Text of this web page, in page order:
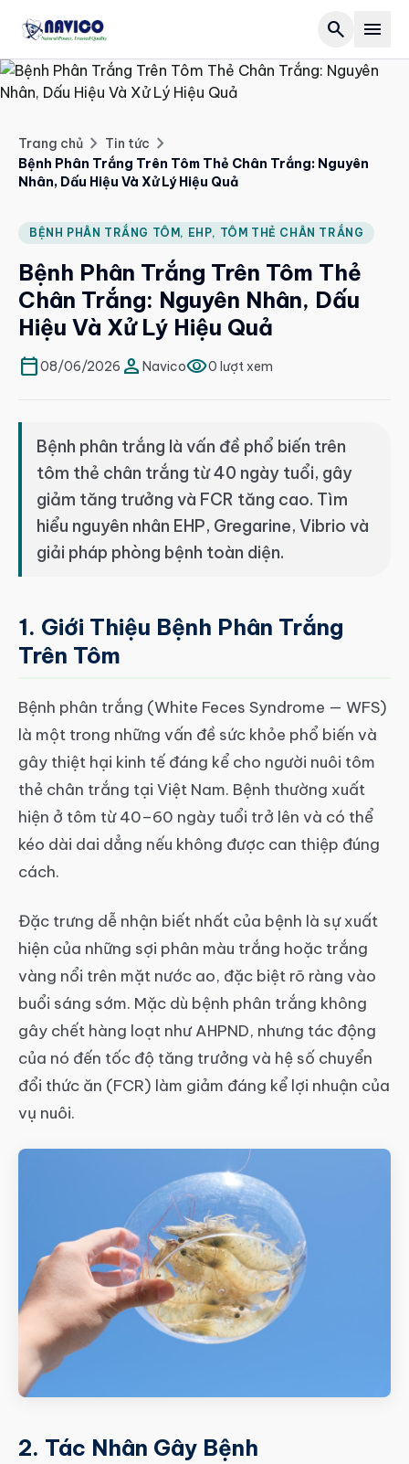
search menu
Trang chủ
Giới thiệu
Sản phẩm
Forest
set_meal
water_drop
Salinity
Tin tức
expand_more
article
article
article
article
article
Hoạt động
Tuyển dụng
Trang chủ chevron_right Tin tức chevron_right
Bệnh Phân Trắng Trên Tôm Thẻ Chân Trắng: Nguyên
Nhân, Dấu Hiệu Và Xử Lý Hiệu Quả
BỆNH PHÂN TRẮNG TÔM, EHP, TÔM THẺ CHÂN TRẮNG
Bệnh Phân Trắng Trên Tôm Thẻ
Chân Trắng: Nguyên Nhân, Dấu
Hiệu Và Xử Lý Hiệu Quả
calendar_today08/06/2026 person Navicovisibility0 lượt xem
Bệnh phân trắng là vấn đề phổ biến trên
tôm thẻ chân trắng từ 40 ngày tuổi, gây
giảm tăng trưởng và FCR tăng cao. Tìm
hiểu nguyên nhân EHP, Gregarine, Vibrio và
giải pháp phòng bệnh toàn diện.
1. Giới Thiệu Bệnh Phân Trắng
Trên Tôm
Bệnh phân trắng (White Feces Syndrome — WFS)
là một trong những vấn đề sức khỏe phổ biến và
gây thiệt hại kinh tế đáng kể cho người nuôi tôm
thẻ chân trắng tại Việt Nam. Bệnh thường xuất
hiện ở tôm từ 40–60 ngày tuổi trở lên và có thể
kéo dài dai dẳng nếu không được can thiệp đúng
cách.
Đặc trưng dễ nhận biết nhất của bệnh là sự xuất
hiện của những sợi phân màu trắng hoặc trắng
vàng nổi trên mặt nước ao, đặc biệt rõ ràng vào
buổi sáng sớm. Mặc dù bệnh phân trắng không
gây chết hàng loạt như AHPND, nhưng tác động
của nó đến tốc độ tăng trưởng và hệ số chuyển
đổi thức ăn (FCR) làm giảm đáng kể lợi nhuận của
vụ nuôi.
2. Tác Nhân Gây Bệnh